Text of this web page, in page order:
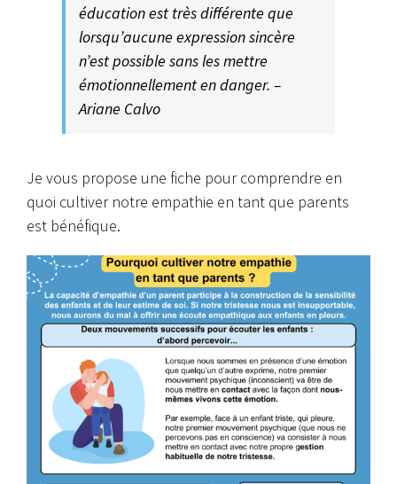
éducation est très différente que
lorsqu’aucune expression sincère
n’est possible sans les mettre
émotionnellement en danger. –
Ariane Calvo
Je vous propose une fiche pour comprendre en
quoi cultiver notre empathie en tant que parents
est bénéfique.